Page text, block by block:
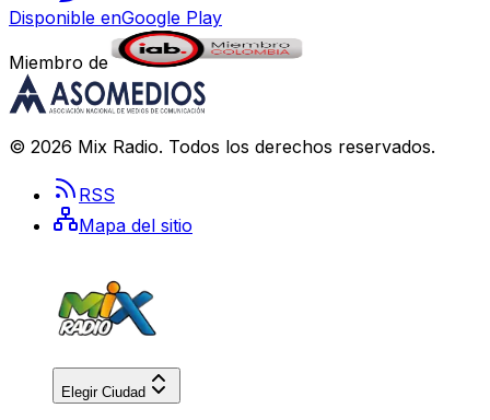
Disponible enGoogle Play
Miembro de
© 2026 Mix Radio. Todos los derechos reservados.
RSS
Mapa del sitio
Elegir Ciudad